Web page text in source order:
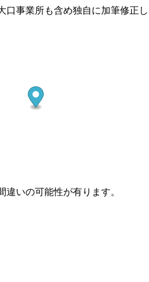
口事業所も含め独自に加筆修正
いの可能性が有ります。